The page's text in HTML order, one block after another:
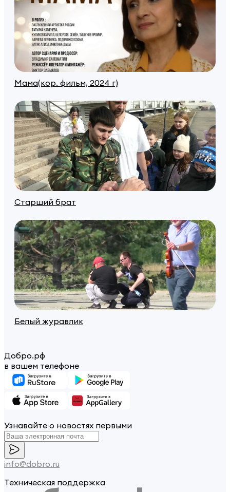
Мама(кор. фильм, 2024 г)
Старший брат
Белый журавлик
Добро.рф
в вашем телефоне
Узнавайте о новостях первыми
info@dobro.ru
Техническая поддержка